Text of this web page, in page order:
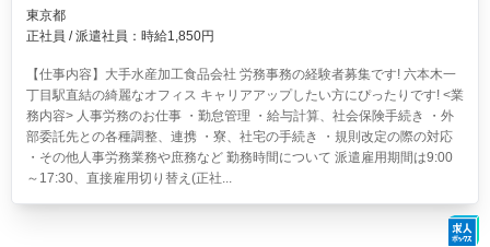
東京都
正社員 / 派遣社員：時給1,850円
【仕事内容】大手水産加工食品会社 労務事務の経験者募集です! 六本木一
丁目駅直結の綺麗なオフィス キャリアアップしたい方にぴったりです! <業
務内容> 人事労務のお仕事 ・勤怠管理 ・給与計算、社会保険手続き ・外
部委託先との各種調整、連携 ・寮、社宅の手続き ・規則改定の際の対応
・その他人事労務業務や庶務など 勤務時間について 派遣雇用期間は9:00
～17:30、直接雇用切り替え(正社...